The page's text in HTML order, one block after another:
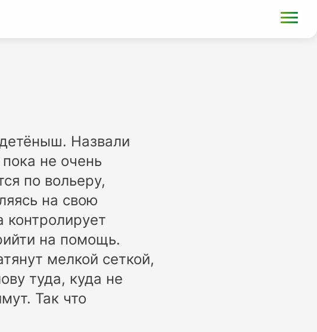
Назвали
не очень
по вольеру,
на свою
на помощь.
мелкой сеткой,
туда, куда не
Так что